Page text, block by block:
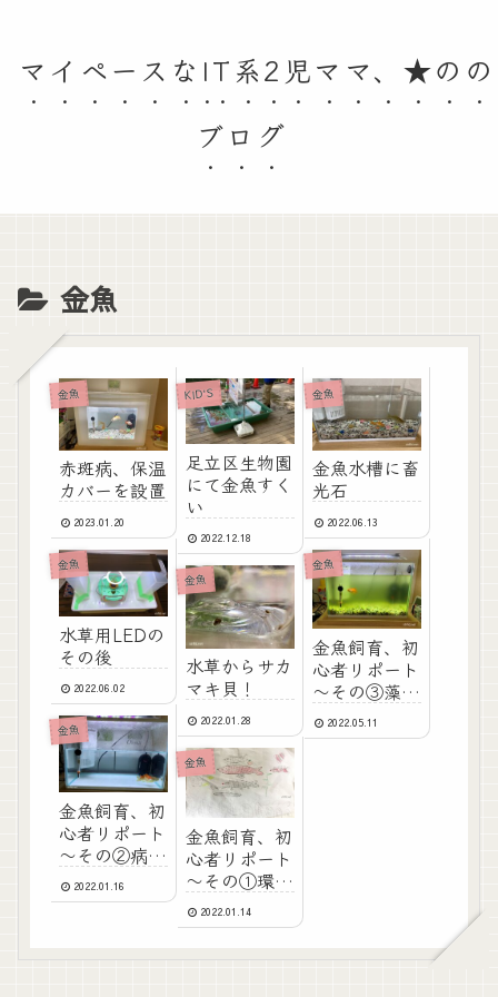
マイペースなIT系2児ママ、★のの
ブログ
金魚
金魚
赤斑病、保温
カバーを設置
2023.01.20
KID'S
足立区生物園
にて金魚すく
い
2022.12.18
金魚
金魚水槽に畜
光石
2022.06.13
金魚
水草用LEDの
その後
2022.06.02
金魚
金魚飼育、初
心者リポート
～その③藻の
大量発生～
2022.05.11
金魚
水草からサカ
マキ貝！
2022.01.28
金魚
金魚飼育、初
心者リポート
～その②病気
パニック～
2022.01.16
金魚
金魚飼育、初
心者リポート
～その①環境
改善編～
2022.01.14